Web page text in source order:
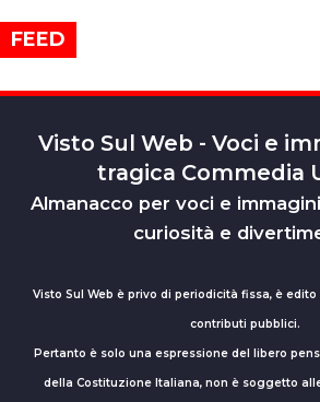
FEED
Visto Sul Web - Voci e
tragica Commedia
Almanacco per voci e
curiosità e
Visto Sul Web è privo di periodicità fissa, è
contributi pubblici.
Pertanto è solo una espressione del libero
della Costituzione Italiana, non è soggetto